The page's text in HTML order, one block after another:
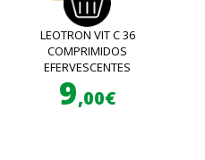
LEOTRON VIT C 36
COMPRIMIDOS
EFERVESCENTES
9,00€